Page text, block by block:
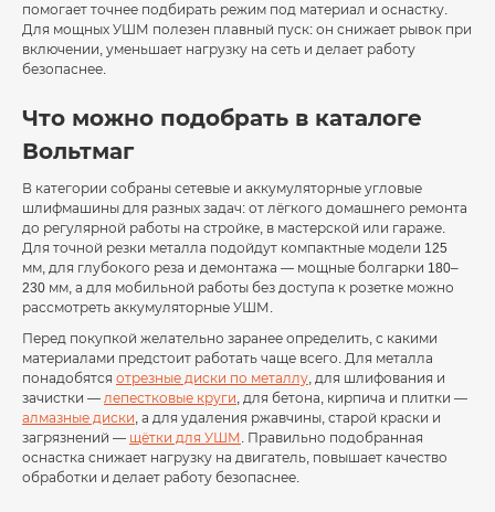
помогает точнее подбирать режим под материал и оснастку.
Для мощных УШМ полезен плавный пуск: он снижает рывок при
включении, уменьшает нагрузку на сеть и делает работу
безопаснее.
Что можно подобрать в каталоге
Вольтмаг
В категории собраны сетевые и аккумуляторные угловые
шлифмашины для разных задач: от лёгкого домашнего ремонта
до регулярной работы на стройке, в мастерской или гараже.
Для точной резки металла подойдут компактные модели 125
мм, для глубокого реза и демонтажа — мощные болгарки 180–
230 мм, а для мобильной работы без доступа к розетке можно
рассмотреть аккумуляторные УШМ.
Перед покупкой желательно заранее определить, с какими
материалами предстоит работать чаще всего. Для металла
понадобятся отрезные диски по металлу , для шлифования и
зачистки — лепестковые круги , для бетона, кирпича и плитки —
алмазные диски , а для удаления ржавчины, старой краски и
загрязнений — щётки для УШМ . Правильно подобранная
оснастка снижает нагрузку на двигатель, повышает качество
обработки и делает работу безопаснее.